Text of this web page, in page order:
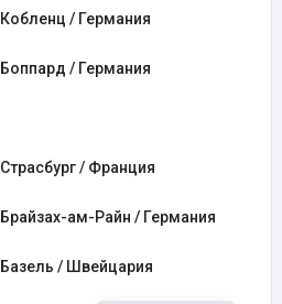
Кобленц / Германия
Боппард / Германия
Страсбург / Франция
Брайзах-ам-Райн / Германия
Базель / Швейцария